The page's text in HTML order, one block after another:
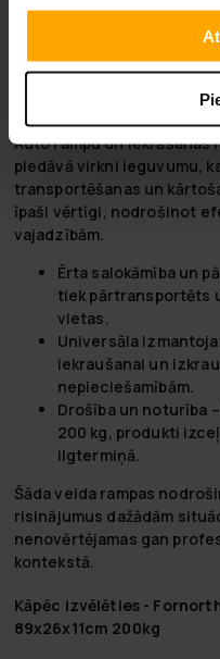
svajones su Fornorth.
transformavimą, mes
jūsų vaizduotė.
Veiksmīgai ikdienai – ar
Auto rampuuniekrāšanas
piedāvā virkni ieguvumu,
transportēšanas un
īpaši vērtīgi, nodrošinot
vajadzībām.
Ērta salokāmība un
tiek pārtransportēts
vietas.
Universāla
iekraušanai un
nepieciešamībām.
Drošība un noturība
200 kg, produkti
ilgtermiņā.
Šāda veida rampas
risinājumus dažādām
nenovērtējamas gan
kontekstā.
Kāpēc izvēlēties -
89x26x11cm 200kg